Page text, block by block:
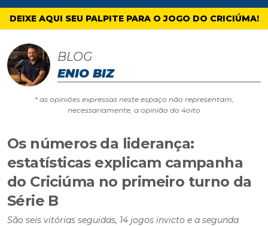
4oito
DEIXE AQUI SEU PALPITE PARA O JOGO DO CRICIÚMA!
BLOG
ENIO BIZ
* as opiniões expressas neste espaço não representam,
necessariamente, a opinião do 4oito
Os números da liderança:
estatísticas explicam campanha
do Criciúma no primeiro turno da
Série B
São seis vitórias seguidas, 14 jogos invicto e a segunda